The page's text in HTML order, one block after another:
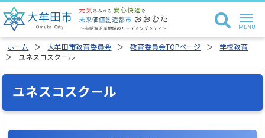
ホーム 大牟田市教育委員会 教育委員会TOPページ
学校教育
ユネスコスクール
ユネスコスクール